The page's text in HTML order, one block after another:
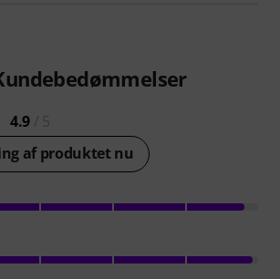
4.9
af produktet nu